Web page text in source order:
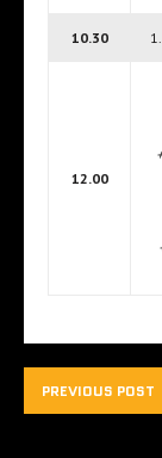
10.30
12.00
PREVIOUS POST